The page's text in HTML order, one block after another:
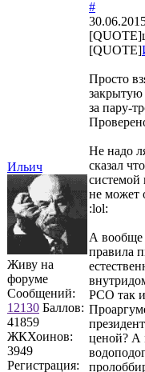
Ильич
Живу на
форуме
Сообщений:
12130 Баллов:
41859
ЖКХоинов:
3949
Регистрация:
#
[QUOTE]
[QUOTE]
Просто
закрытую
за пару-
Не надо
сказал
системой
не может
:lol:
А вообще
правила
РСО так
ценой? А